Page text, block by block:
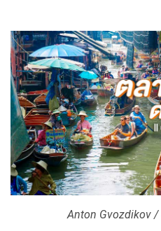
Anton Gvozdikov